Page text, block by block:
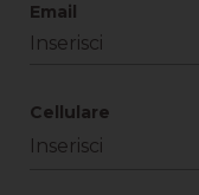
Email
Cellulare